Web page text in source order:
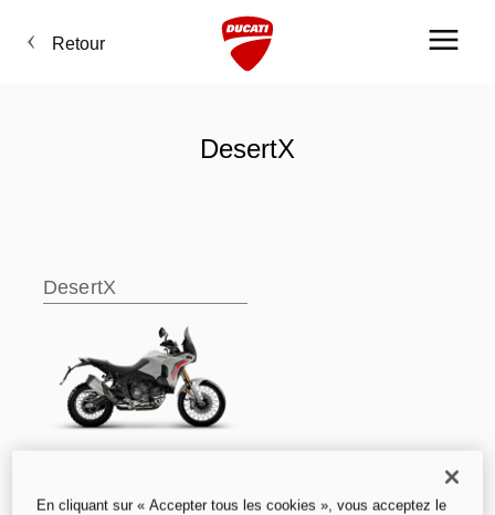
Retour
DesertX
DesertX
En cliquant sur « Accepter tous les cookies », vous acceptez le